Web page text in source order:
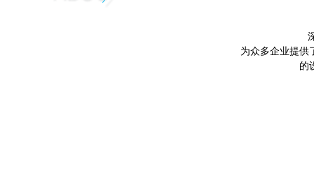
为众多企业提供
的